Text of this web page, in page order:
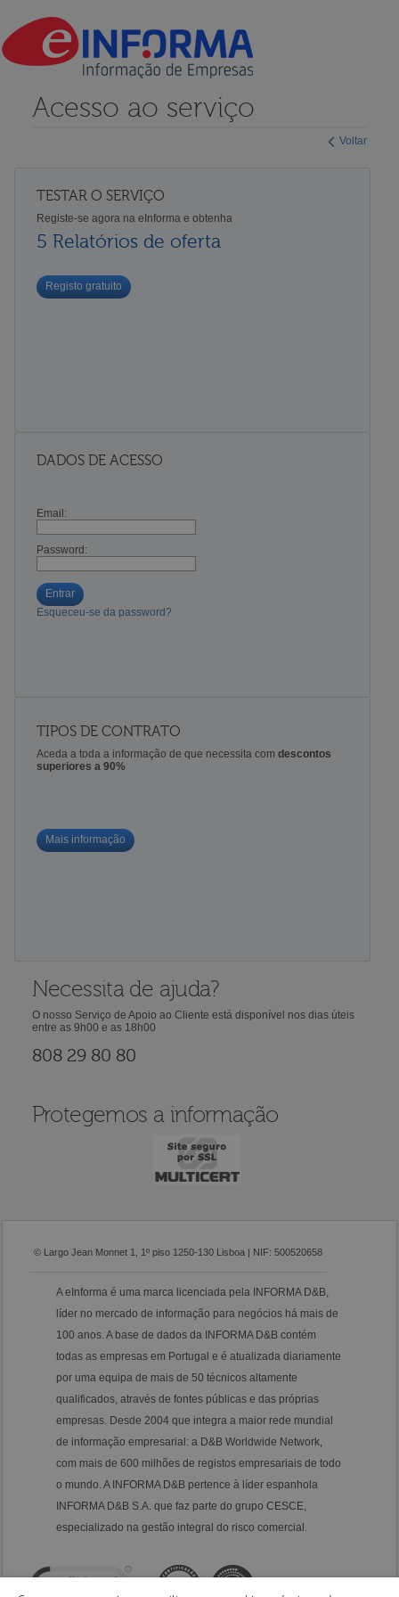
Voltar
Acesso ao serviço
TESTAR O SERVIÇO
Registe-se agora na eInforma e obtenha
5 Relatórios de oferta
Registo gratuito
DADOS DE ACESSO
Email:
Password:
Entrar
Esqueceu-se da password?
TIPOS DE CONTRATO
Aceda a toda a informação de que necessita com descontos
superiores a 90%
Mais informação
Necessita de ajuda?
O nosso Serviço de Apoio ao Cliente está disponível nos dias úteis
entre as 9h00 e as 18h00
808 29 80 80
Protegemos a informação
© Largo Jean Monnet 1, 1º piso 1250-130 Lisboa | NIF: 500520658
A eInforma é uma marca licenciada pela INFORMA D&B,
líder no mercado de informação para negócios há mais de
100 anos. A base de dados da INFORMA D&B contém
todas as empresas em Portugal e é atualizada diariamente
por uma equipa de mais de 50 técnicos altamente
qualificados, através de fontes públicas e das próprias
empresas. Desde 2004 que integra a maior rede mundial
de informação empresarial: a D&B Worldwide Network,
com mais de 600 milhões de registos empresariais de todo
o mundo. A INFORMA D&B pertence à líder espanhola
INFORMA D&B S.A. que faz parte do grupo CESCE,
especializado na gestão integral do risco comercial.